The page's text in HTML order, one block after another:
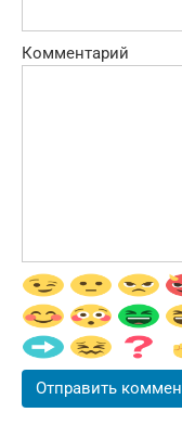
Комментарий